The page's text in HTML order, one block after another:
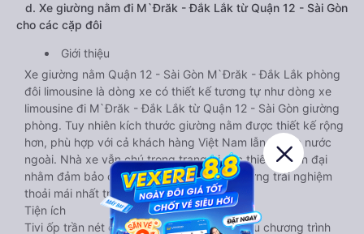
d. Xe giường nằm đi M`Đrăk - Đắk Lắk từ Quận 12 - Sài Gòn
cho các cặp đôi
Giới thiệu
Xe giường nằm Quận 12 - Sài Gòn M`Đrăk - Đắk Lắk phòng
đôi limousine là dòng xe có thiết kế tương tự như dòng xe
limousine đi M`Đrăk - Đắk Lắk từ Quận 12 - Sài Gòn giường
phòng. Tuy nhiên kích thước giường nằm được thiết kế rộng
hơn, phù hợp với cả khách hàng Việt Nam lẫn khách nước
ngoài. Nhà xe vẫn chú trọng trang bị các thiết bị hiện đại
nhằm đảm bảo cho quý khách hàng có những trải nghiệm
thoải mái nhất trong suốt chuyến đi.
Tiện ích
Tivi ốp trần nét cứng, đầu HD tích hợp nhiều chương trình